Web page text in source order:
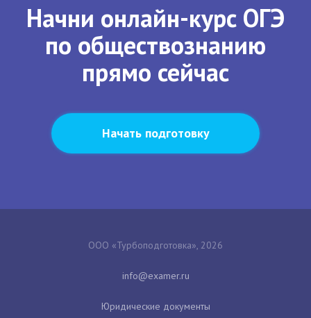
Начни онлайн-курс ОГЭ
по обществознанию
прямо сейчас
Начать подготовку
ООО «Турбоподготовка», 2026
Юридические документы